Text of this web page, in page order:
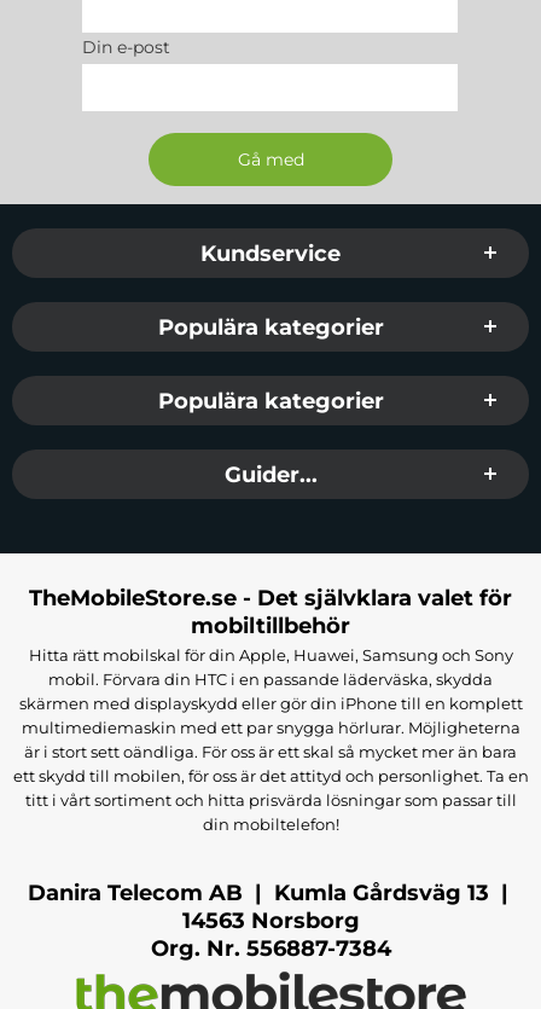
3 x 3MK Watch Protection folie
Tillverkare:3MK
Tillverkare Art. Nr: 5903108443722
EAN: 5903108443722
: Apple Watch 4 / 5 / 6 / 7 / Se (44 / 45 mm)
Din e-post
Sidfot Blandad info och länkar
Kundservice
Populära kategorier
Populära kategorier
Guider...
TheMobileStore.se - Det självklara valet för
mobiltillbehör
Hitta rätt mobilskal för din Apple, Huawei, Samsung och Sony
mobil. Förvara din HTC i en passande läderväska, skydda
skärmen med displayskydd eller gör din iPhone till en komplett
multimediemaskin med ett par snygga hörlurar. Möjligheterna
är i stort sett oändliga. För oss är ett skal så mycket mer än bara
ett skydd till mobilen, för oss är det attityd och personlighet. Ta en
titt i vårt sortiment och hitta prisvärda lösningar som passar till
din mobiltelefon!
Danira Telecom AB | Kumla Gårdsväg 13 |
14563 Norsborg
Org. Nr. 556887-7384